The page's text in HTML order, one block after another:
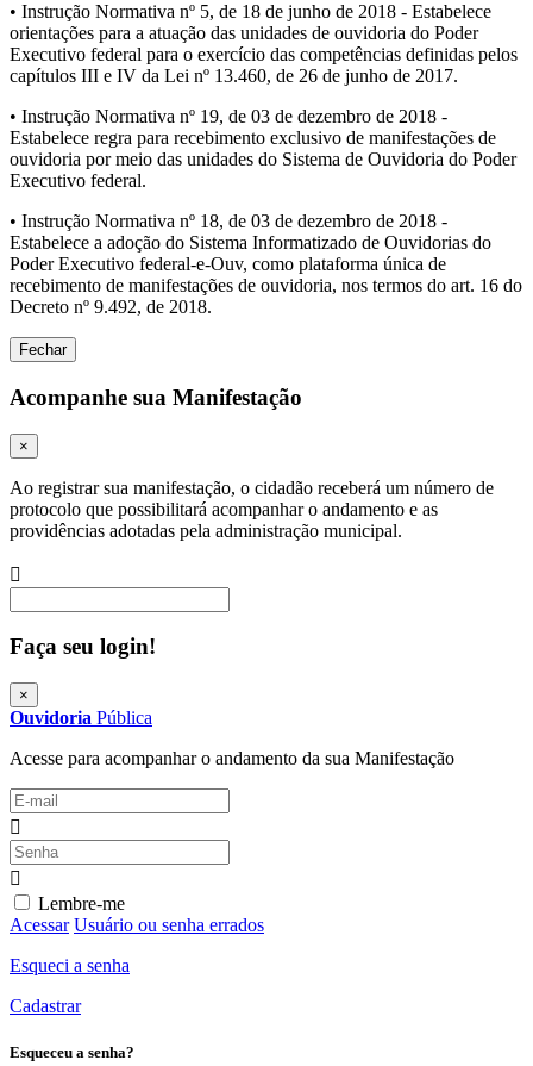
• Instrução Normativa nº 5, de 18 de junho de 2018 - Estabelece
orientações para a atuação das unidades de ouvidoria do Poder
Executivo federal para o exercício das competências definidas pelos
capítulos III e IV da Lei nº 13.460, de 26 de junho de 2017.
• Instrução Normativa nº 19, de 03 de dezembro de 2018 -
Estabelece regra para recebimento exclusivo de manifestações de
ouvidoria por meio das unidades do Sistema de Ouvidoria do Poder
Executivo federal.
• Instrução Normativa nº 18, de 03 de dezembro de 2018 -
Estabelece a adoção do Sistema Informatizado de Ouvidorias do
Poder Executivo federal-e-Ouv, como plataforma única de
recebimento de manifestações de ouvidoria, nos termos do art. 16 do
Decreto nº 9.492, de 2018.
Fechar
Acompanhe sua Manifestação
×
Ao registrar sua manifestação, o cidadão receberá um número de
protocolo que possibilitará acompanhar o andamento e as
providências adotadas pela administração municipal.
Faça seu login!
×
Ouvidoria Pública
Acesse para acompanhar o andamento da sua Manifestação
Lembre-me
Acessar Usuário ou senha errados
Esqueci a senha
Cadastrar
Esqueceu a senha?